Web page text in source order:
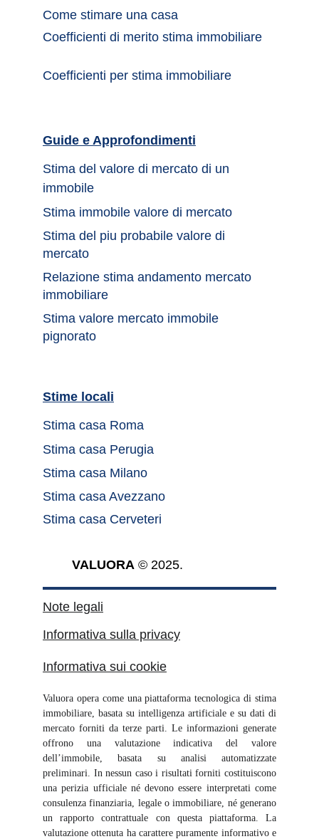
Valuora opera come una piattaforma tecnologica di stima
immobiliare, basata su intelligenza artificiale e su dati di
mercato forniti da terze parti. Le informazioni generate
offrono una valutazione indicativa del valore
dell’immobile, basata su analisi automatizzate
preliminari. In nessun caso i risultati forniti costituiscono
una perizia ufficiale né devono essere interpretati come
consulenza finanziaria, legale o immobiliare, né generano
un rapporto contrattuale con questa piattaforma. La
valutazione ottenuta ha carattere puramente informativo e
VALUORA © 2025.
Note legali
Informativa sulla privacy
Informativa sui cookie
Stima casa Perugia
Stima casa Milano
Stima casa Avezzano
Stima casa Cerveteri
Coefficienti di merito stima immobiliare
Coefficienti per stima immobiliare
Stima del valore di mercato di un
Stima del piu probabile valore di
mercato
Relazione stima andamento mercato
immobiliare
Stima valore mercato immobile
pignorato